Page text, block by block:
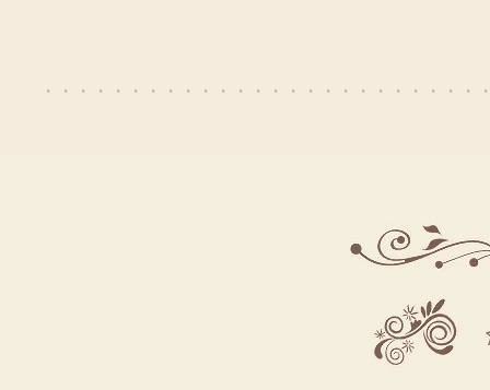
・・・・・・・・・・・・・・・・・・・・・・・・